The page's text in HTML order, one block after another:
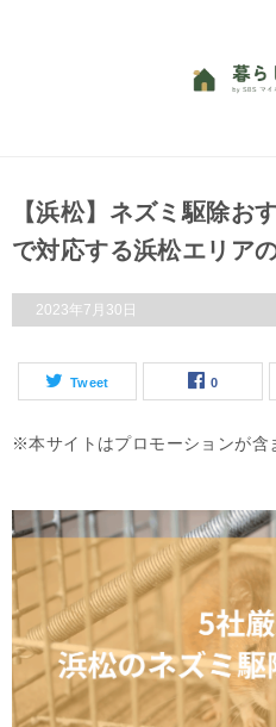
【浜松】ネズミ駆除お
で対応する浜松エリア
2023年7月30日
Tweet 0
本サイトはプロモーションが含